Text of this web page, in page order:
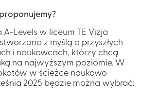
A-Levels w liceum TE Vizja
z myślą o przyszłych
i naukowcach, którzy chcą
na najwyższym poziomie. W
w ścieżce naukowo-
2025 będzie można wybrać: